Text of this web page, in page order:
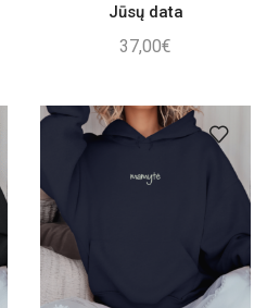
Jūsų data
37,00€